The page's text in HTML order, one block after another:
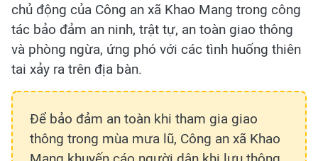
chủ động của Công an xã Khao Mang trong công
tác bảo đảm an ninh, trật tự, an toàn giao thông
và phòng ngừa, ứng phó với các tình huống thiên
tai xảy ra trên địa bàn.
Để bảo đảm an toàn khi tham gia giao
thông trong mùa mưa lũ, Công an xã Khao